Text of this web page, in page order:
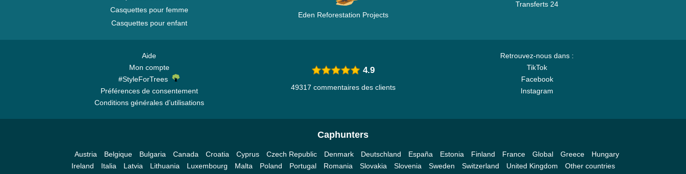
Casquettes pour femme
Casquettes pour enfant
Eden Reforestation Projects
Transferts 24
Aide
Mon compte
#StyleForTrees
Préférences de consentement
Conditions générales d’utilisations
Retrouvez-nous dans :
TikTok
Facebook
Instagram
4.9
49317 commentaires des clients
Caphunters
Austria Belgique Bulgaria Canada Croatia Cyprus Czech Republic Denmark Deutschland España Estonia Finland France Global Greece
Hungary
Ireland
Italia Latvia Lithuania Luxembourg Malta Poland Portugal Romania Slovakia Slovenia Sweden Switzerland United Kingdom Other countries